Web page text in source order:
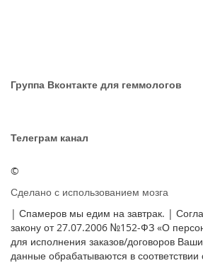
Группа Вконтакте для геммологов
Телеграм канал
©
Сделано с использованием мозга
| Спамеров мы едим на завтрак. |
закону от 27.07.2006 №152-ФЗ «О
для исполнения заказов/договоров
данные обрабатываются в соответствии